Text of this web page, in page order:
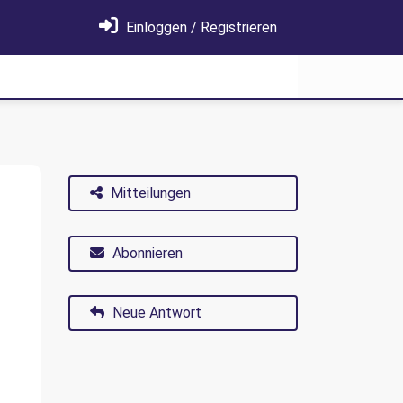
Einloggen / Registrieren
Mitteilungen
Abonnieren
Neue Antwort